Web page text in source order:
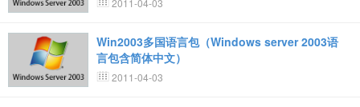
2011-04-03
Win2003多国语言包（Windows server 2003语
言包含简体中文）
2011-04-03